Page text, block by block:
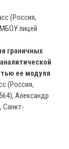
(Россия,
лицей
граничных
ее модуля
(Россия,
Александр
Санкт-